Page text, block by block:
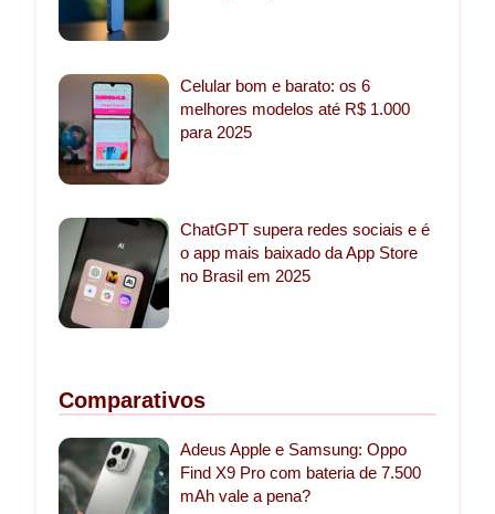
Celular bom e barato: os 6
melhores modelos até R$ 1.000
para 2025
ChatGPT supera redes sociais e é
o app mais baixado da App Store
no Brasil em 2025
Comparativos
Adeus Apple e Samsung: Oppo
Find X9 Pro com bateria de 7.500
mAh vale a pena?